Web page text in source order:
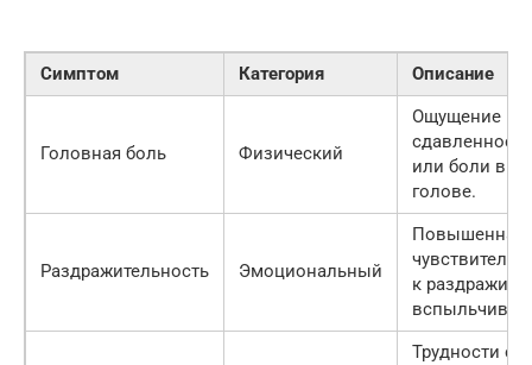
Симптом Категория Описание
Головная боль Физический
Ощущение
сдавленности
или боли в
голове.
Раздражительность Эмоциональный
Повышенная
к
Трудности с